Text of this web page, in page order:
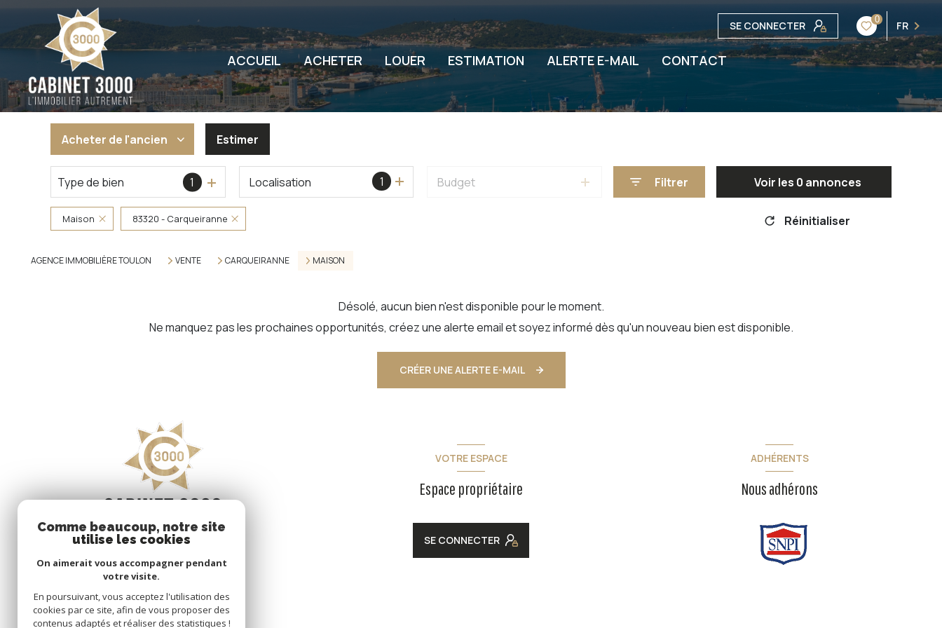
SE CONNECTER 0 FR
ACCUEIL ACHETER LOUER ESTIMATION ALERTE E-MAIL CONTACT
Acheter de l'ancien
De l'ancien
De l'immo pro
Estimer
Type de bien 1 1
Localisation Budget Filtrer Voir les 0 annonces
Maison 83320 - Carqueiranne Réinitialiser
AGENCE IMMOBILIÈRE TOULON VENTE CARQUEIRANNE MAISON
Désolé, aucun bien n'est disponible pour le moment.
Ne manquez pas les prochaines opportunités, créez une alerte email et soyez informé dès qu'un nouveau bien est disponible.
CRÉER UNE ALERTE E-MAIL
VOTRE ESPACE
Espace propriétaire
SE CONNECTER
ADHÉRENTS
Nous adhérons
Comme beaucoup, notre site
utilise les cookies
On aimerait vous accompagner pendant
votre visite.
En poursuivant, vous acceptez l'utilisation des
cookies par ce site, afin de vous proposer des
contenus adaptés et réaliser des statistiques !